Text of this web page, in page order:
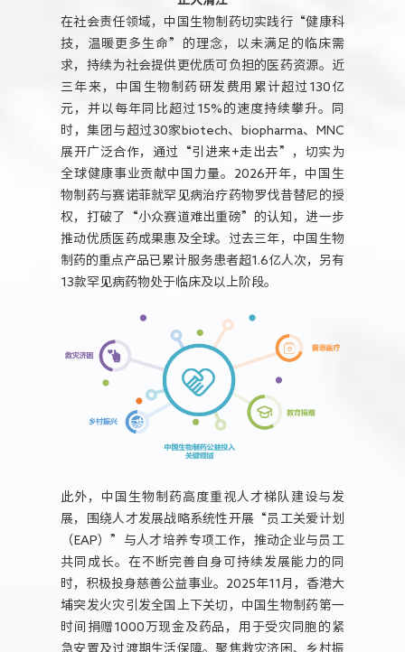
在社会责任领域，中国生物制药切实践行“健康科
技，温暖更多生命”的理念，以未满足的临床需
求，持续为社会提供更优质可负担的医药资源。近
三年来，中国生物制药研发费用累计超过130亿
元，并以每年同比超过15%的速度持续攀升。同
时，集团与超过30家biotech、biopharma、MNC
展开广泛合作，通过“引进来+走出去”，切实为
全球健康事业贡献中国力量。2026开年，中国生
物制药与赛诺菲就罕见病治疗药物罗伐昔替尼的授
权，打破了“小众赛道难出重磅”的认知，进一步
推动优质医药成果惠及全球。过去三年，中国生物
制药的重点产品已累计服务患者超1.6亿人次，另有
13款罕见病药物处于临床及以上阶段。
此外，中国生物制药高度重视人才梯队建设与发
展，围绕人才发展战略系统性开展“员工关爱计划
（EAP）”与人才培养专项工作，推动企业与员工
共同成长。在不断完善自身可持续发展能力的同
时，积极投身慈善公益事业。2025年11月，香港大
埔突发火灾引发全国上下关切，中国生物制药第一
时间捐赠1000万现金及药品，用于受灾同胞的紧
急安置及过渡期生活保障。聚焦救灾济困、乡村振